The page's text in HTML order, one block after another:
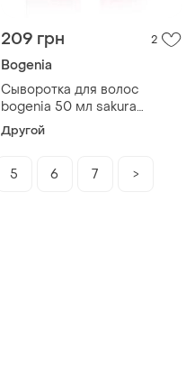
209 грн 2
Bogenia
Сыворотка для волос
bogenia 50 мл sakura
профессиональная
Другой
5 6 7 >